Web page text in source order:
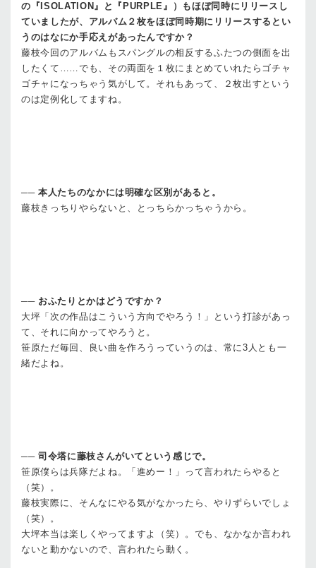
の『ISOLATION』と『PURPLE』）もほぼ同時にリリースし
ていましたが、アルバム２枚をほぼ同時期にリリースするとい
うのはなにか手応えがあったんですか？
藤枝今回のアルバムもスパングルの相反するふたつの側面を出
したくて……でも、その両面を１枚にまとめていれたらゴチャ
ゴチャになっちゃう気がして。それもあって、２枚出すという
のは定例化してますね。
── 本人たちのなかには明確な区別があると。
藤枝きっちりやらないと、とっちらかっちゃうから。
── おふたりとかはどうですか？
大坪 「次の作品はこういう方向でやろう！」という打診があっ
て、それに向かってやろうと。
笹原ただ毎回、良い曲を作ろうっていうのは、常に3人とも一
緒だよね。
── 司令塔に藤枝さんがいてという感じで。
笹原僕らは兵隊だよね。「進めー！」って言われたらやると
（笑）。
藤枝実際に、そんなにやる気がなかったら、やりずらいでしょ
（笑）。
大坪本当は楽しくやってますよ（笑）。でも、なかなか言われ
ないと動かないので、言われたら動く。